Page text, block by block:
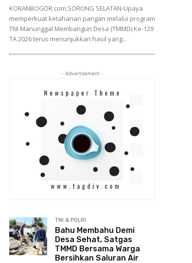
KORANBOGOR.com,SORONG SELATAN-Upaya
memperkuat ketahanan pangan melalui program
TNI Manunggal Membangun Desa (TMMD) Ke-129
TA 2026 terus menunjukkan hasil yang...
- Advertisement -
TNI & POLRI
Bahu Membahu Demi
Desa Sehat, Satgas
TMMD Bersama Warga
Bersihkan Saluran Air